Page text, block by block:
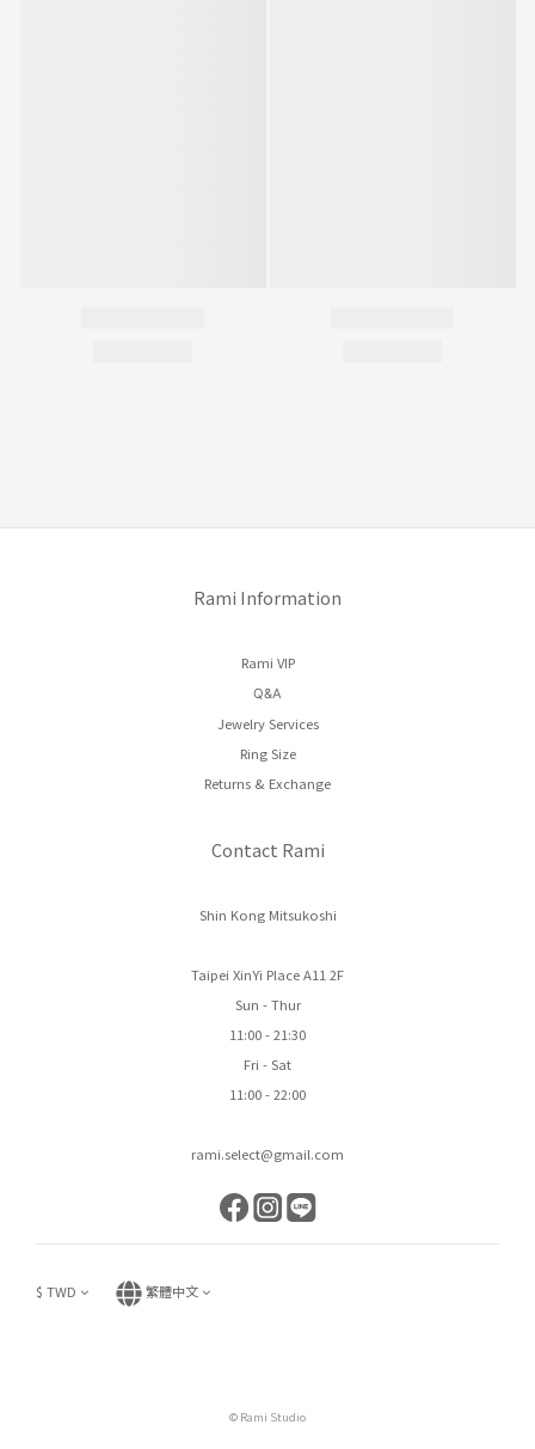
Rami Information
Rami VIP
Q&A
Jewelry Services
Ring Size
Returns & Exchange
Contact Rami
Shin Kong Mitsukoshi
Taipei XinYi Place A11 2F
Sun - Thur
11:00 - 21:30
Fri - Sat
11:00 - 22:00
rami.select@gmail.com
$ TWD 繁體中文
© Rami Studio